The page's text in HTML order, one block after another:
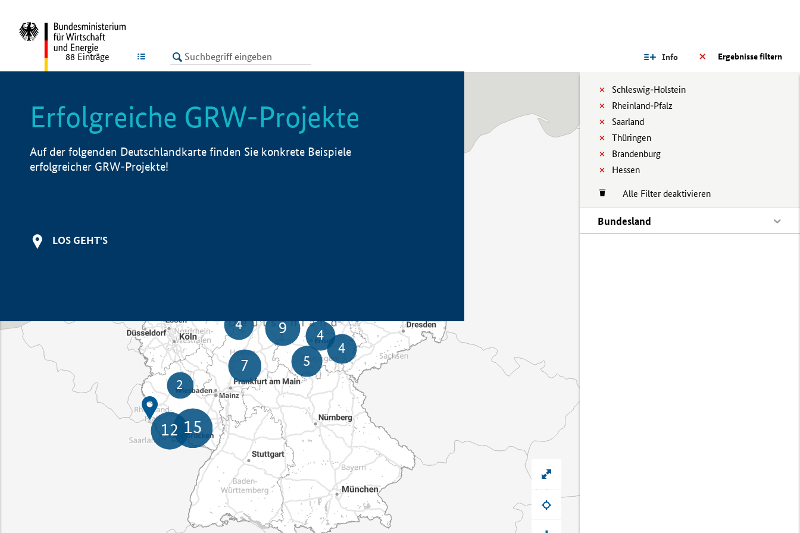
LISTE Ergebnisse filtern
Info
Schleswig-Holstein
Rheinland-Pfalz
Saarland
Thüringen
Brandenburg
Hessen
Alle Filter deaktivieren
Bundesland
88 Einträge
Erfolgreiche GRW-Projekte
Auf der folgenden Deutschlandkarte finden Sie konkrete Beispiele
erfolgreicher GRW-Projekte!
LOS GEHT'S